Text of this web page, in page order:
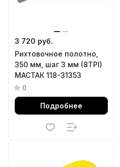
3 720 руб.
Рихтовочное полотно,
350 мм, шаг 3 мм (8TPI)
МАСТАК 118-31353
0
Подробнее